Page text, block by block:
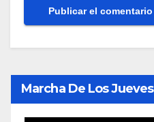
Marcha De Los Jueves